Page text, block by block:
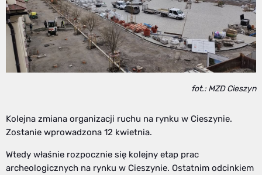
fot.: MZD Cieszyn
Kolejna zmiana organizacji ruchu na rynku w Cieszynie.
Zostanie wprowadzona 12 kwietnia.
Wtedy właśnie rozpocznie się kolejny etap prac
archeologicznych na rynku w Cieszynie. Ostatnim odcinkiem